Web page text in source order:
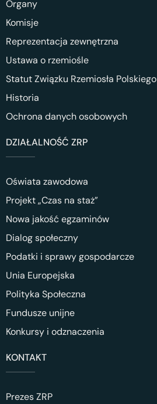
Organy
Komisje
Reprezentacja zewnętrzna
Ustawa o rzemiośle
Statut Związku Rzemiosła Polskiego
Historia
Ochrona danych osobowych
DZIAŁALNOŚĆ ZRP
Oświata zawodowa
Projekt „Czas na staż”
Nowa jakość egzaminów
Dialog społeczny
Podatki i sprawy gospodarcze
Unia Europejska
Polityka Społeczna
Fundusze unijne
Konkursy i odznaczenia
KONTAKT
Prezes ZRP